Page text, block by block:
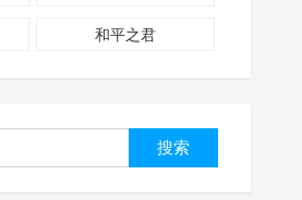
和平之君
搜索